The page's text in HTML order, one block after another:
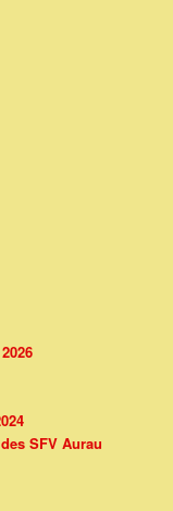
SFV Aurau